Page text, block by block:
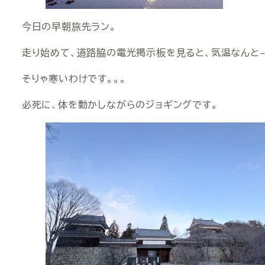
今日の早朝旅先ラン。
走り始めて、道路脇の電光掲示板を見ると、気温なんと
そりゃ寒いわけです。。。
必死に、体を動かしながらのジョギングです。